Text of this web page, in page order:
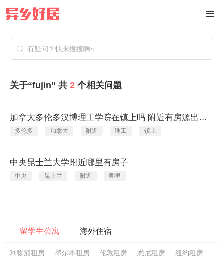
关于“fujin” 共 2 个相关问题
加拿大多伦多汉博理工学院在镇上吗 附近有房源出租吗
多伦多 加拿大 附近 理工 镇上
中央昆士兰大学附近哪里有房子
中央 昆士兰 附近 哪里
留学生公寓 海外住宿
利物浦租房 墨尔本租房 伦敦租房 悉尼租房 纽约租房